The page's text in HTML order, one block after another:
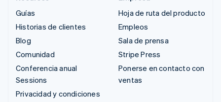
Guías
Historias de clientes
Blog
Comunidad
Conferencia anual
Sessions
Privacidad y condiciones
Hoja de ruta del producto
Empleos
Sala de prensa
Stripe Press
Ponerse en contacto con
ventas